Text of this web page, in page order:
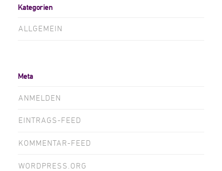
Kategorien
ALLGEMEIN
Meta
ANMELDEN
EINTRAGS-FEED
KOMMENTAR-FEED
WORDPRESS.ORG